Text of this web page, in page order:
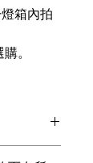
箱內拍
。